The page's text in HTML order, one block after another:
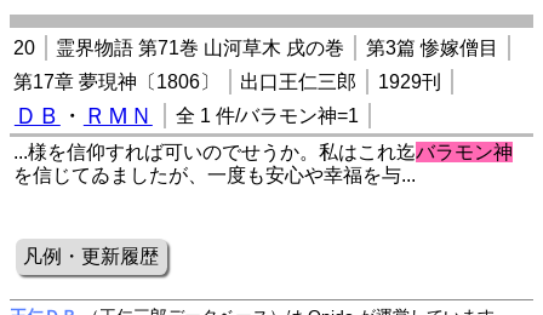
20 霊界物語 第71巻 山河草木 戌の巻
第3篇 惨嫁僧目
第17章 夢現神〔1806〕
出口王仁三郎 1929刊
ＤＢ ・ ＲＭＮ
全 1 件/バラモン神=1
...様を信仰すれば可いのでせうか。私はこれ迄バラモン神
を信じてゐましたが、一度も安心や幸福を与...
凡例・更新履歴